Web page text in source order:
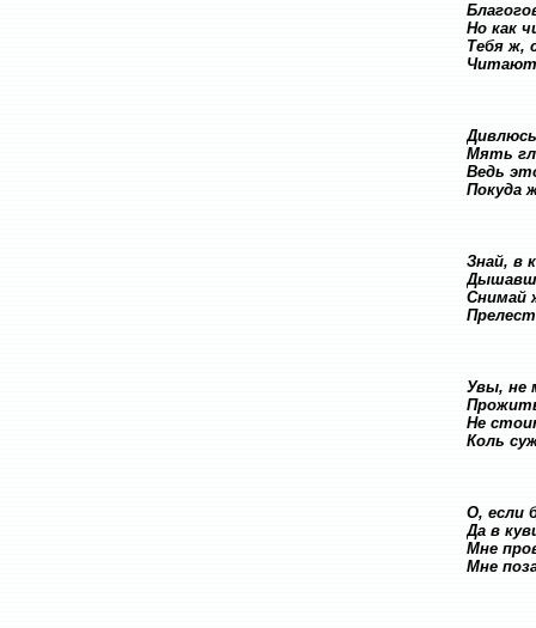
Но как
Тебя ж,
Читают
Мять
Ведь
Покуда
Знай, в
Снимай
Увы, не
Не
Коль
О, если
Да в
Мне
Мне